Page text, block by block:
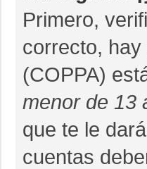
Primero,
correcto,
(COPPA)
menor de 13
que te le
cuentas